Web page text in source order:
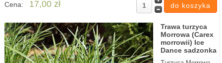
Cena: 17,00 zł
Trawa turzyca
Morrowa (Carex
morrowii) Ice
Dance sadzonka